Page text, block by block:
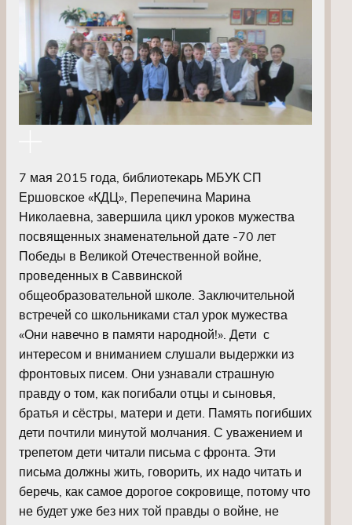
7 мая 2015 года, библиотекарь МБУК СП
Ершовское «КДЦ», Перепечина Марина
Николаевна, завершила цикл уроков мужества
посвященных знаменательной дате -70 лет
Победы в Великой Отечественной войне,
проведенных в Саввинской
общеобразовательной школе. Заключительной
встречей со школьниками стал урок мужества
«Они навечно в памяти народной!». Дети с
интересом и вниманием слушали выдержки из
фронтовых писем. Они узнавали страшную
правду о том, как погибали отцы и сыновья,
братья и сёстры, матери и дети. Память погибших
дети почтили минутой молчания. С уважением и
трепетом дети читали письма с фронта. Эти
письма должны жить, говорить, их надо читать и
беречь, как самое дорогое сокровище, потому что
не будет уже без них той правды о войне, не